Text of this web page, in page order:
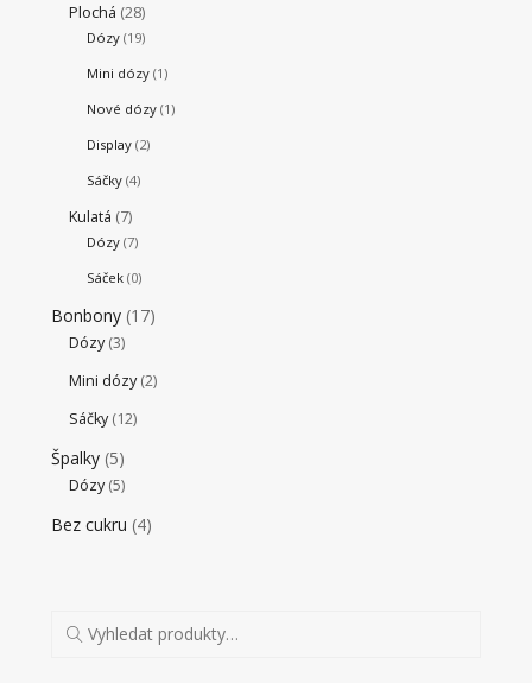
Plochá (28)
Dózy (19)
Mini dózy (1)
Nové dózy (1)
Display (2)
Sáčky (4)
Kulatá (7)
Dózy (7)
Sáček (0)
Bonbony (17)
Dózy (3)
Mini dózy (2)
Sáčky (12)
Špalky (5)
Dózy (5)
Bez cukru (4)